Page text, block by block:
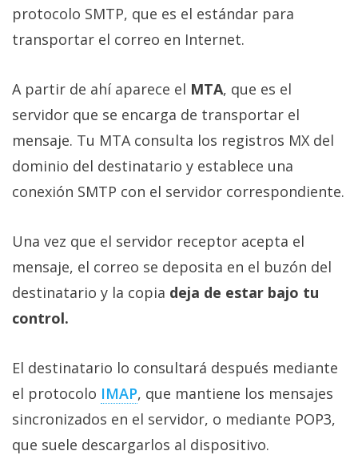
protocolo SMTP, que es el estándar para
transportar el correo en Internet.
A partir de ahí aparece el MTA, que es el
servidor que se encarga de transportar el
mensaje. Tu MTA consulta los registros MX del
dominio del destinatario y establece una
conexión SMTP con el servidor correspondiente.
Una vez que el servidor receptor acepta el
mensaje, el correo se deposita en el buzón del
destinatario y la copia deja de estar bajo tu
control.
El destinatario lo consultará después mediante
el protocolo IMAP‎, que mantiene los mensajes
sincronizados en el servidor, o mediante POP3,
que suele descargarlos al dispositivo.